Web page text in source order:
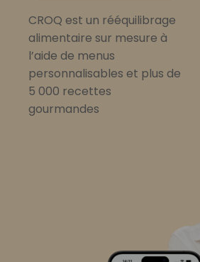
CROQ est un rééquilibrage
alimentaire sur mesure à
l’aide de menus
personnalisables et plus de
5 000 recettes
gourmandes